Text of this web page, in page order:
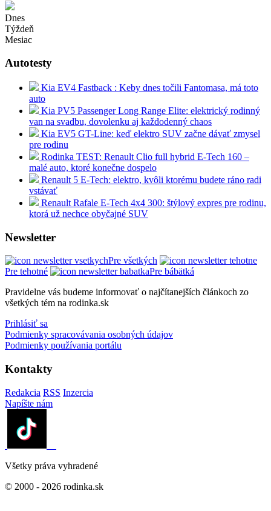
Dnes
Týždeň
Mesiac
Autotesty
Kia EV4 Fastback : Keby dnes točili Fantomasa, má toto
auto
Kia PV5 Passenger Long Range Elite: elektrický rodinný
van na svadbu, dovolenku aj každodenný chaos
Kia EV5 GT-Line: keď elektro SUV začne dávať zmysel
pre rodinu
Rodinka TEST: Renault Clio full hybrid E-Tech 160 –
malé auto, ktoré konečne dospelo
Renault 5 E-Tech: elektro, kvôli ktorému budete ráno radi
vstávať
Renault Rafale E-Tech 4x4 300: štýlový expres pre rodinu,
ktorá už nechce obyčajné SUV
Newsletter
Pre všetkých
Pre tehotné
Pre bábätká
Pravidelne vás budeme informovať o najčítanejších článkoch zo
všetkých tém na rodinka.sk
Prihlásiť sa
Podmienky spracovávania osobných údajov
Podmienky používania portálu
Kontakty
Redakcia RSS Inzercia
Napíšte nám
Všetky práva vyhradené
© 2000 - 2026 rodinka.sk